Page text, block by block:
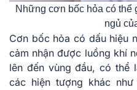
Những cơn bốc hỏa có thể
ngủ
Cơn bốc hỏa có dấu hiệu
cảm nhận được luồng khí
lên đến vùng đầu, có thể
các hiện tượng khác